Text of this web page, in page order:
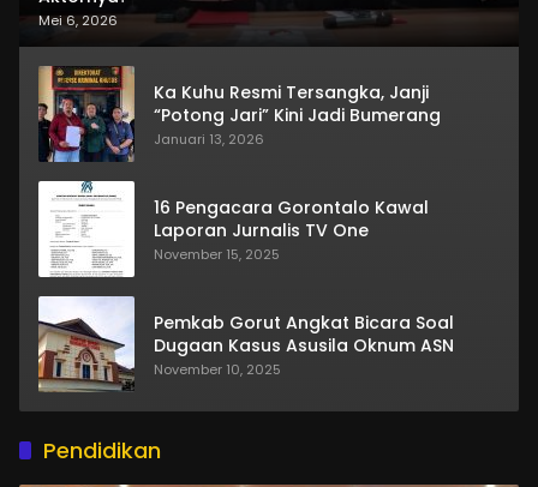
Mei 6, 2026
Ka Kuhu Resmi Tersangka, Janji
“Potong Jari” Kini Jadi Bumerang
Januari 13, 2026
16 Pengacara Gorontalo Kawal
Laporan Jurnalis TV One
November 15, 2025
Pemkab Gorut Angkat Bicara Soal
Dugaan Kasus Asusila Oknum ASN
November 10, 2025
Pendidikan